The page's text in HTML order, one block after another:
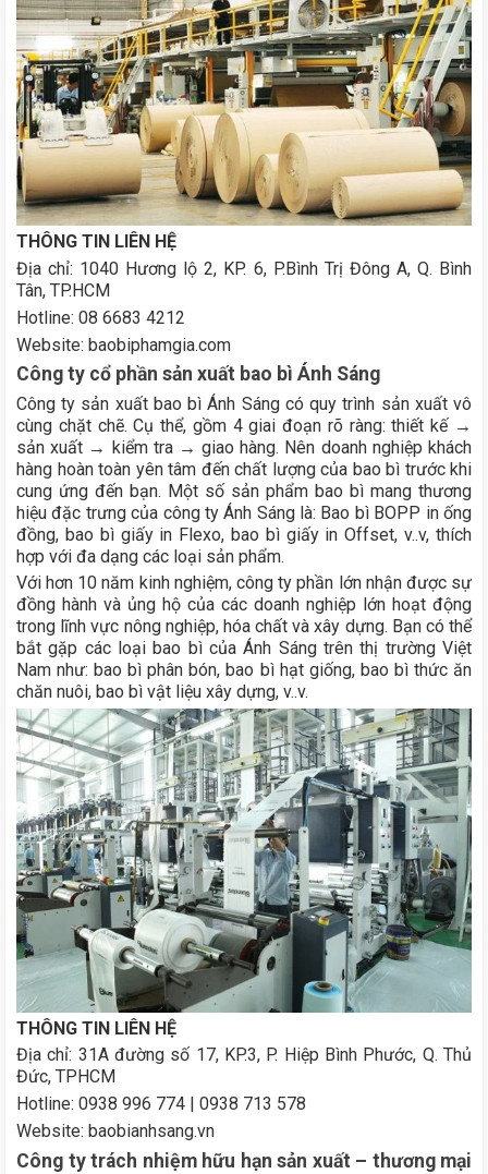
THÔNG TIN LIÊN HỆ
Địa chỉ: 1040 Hương lộ 2, KP. 6, P.Bình Trị Đông A, Q. Bình
Tân, TP.HCM
Hotline: 08 6683 4212
Website: baobiphamgia.com
Công ty cổ phần sản xuất bao bì Ánh Sáng
Công ty sản xuất bao bì Ánh Sáng có quy trình sản xuất vô
cùng chặt chẽ. Cụ thể, gồm 4 giai đoạn rõ ràng: thiết kế →
sản xuất → kiểm tra → giao hàng. Nên doanh nghiệp khách
hàng hoàn toàn yên tâm đến chất lượng của bao bì trước khi
cung ứng đến bạn. Một số sản phẩm bao bì mang thương
hiệu đặc trưng của công ty Ánh Sáng là: Bao bì BOPP in ống
đồng, bao bì giấy in Flexo, bao bì giấy in Offset, v..v, thích
hợp với đa dạng các loại sản phẩm.
Với hơn 10 năm kinh nghiệm, công ty phần lớn nhận được sự
đồng hành và ủng hộ của các doanh nghiệp lớn hoạt động
trong lĩnh vực nông nghiệp, hóa chất và xây dựng. Bạn có thể
bắt gặp các loại bao bì của Ánh Sáng trên thị trường Việt
Nam như: bao bì phân bón, bao bì hạt giống, bao bì thức ăn
chăn nuôi, bao bì vật liệu xây dựng, v..v.
THÔNG TIN LIÊN HỆ
Địa chỉ: 31A đường số 17, KP.3, P. Hiệp Bình Phước, Q. Thủ
Đức, TPHCM
Hotline: 0938 996 774 | 0938 713 578
Website: baobianhsang.vn
Công ty trách nhiệm hữu hạn sản xuất – thương mại